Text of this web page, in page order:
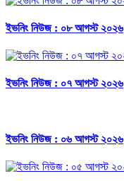
ইভনিং নিউজ : ০৮ আগস্ট ২০২৬
ইভনিং নিউজ : ০৭ আগস্ট ২০২৬
ইভনিং নিউজ : ০৬ আগস্ট ২০২৬